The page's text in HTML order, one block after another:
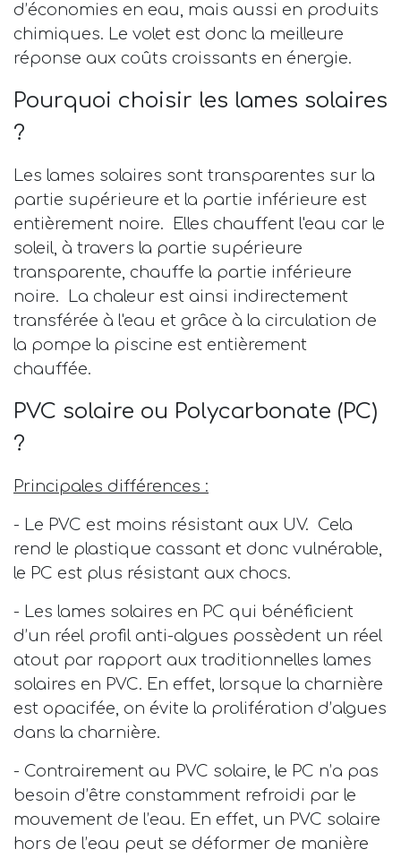
d’économies en eau, mais aussi en produits
chimiques. Le volet est donc la meilleure
réponse aux coûts croissants en énergie.
Pourquoi choisir les lames solaires
?
Les lames solaires sont transparentes sur la
partie supérieure et la partie inférieure est
entièrement noire. Elles chauffent l'eau car le
soleil, à travers la partie supérieure
transparente, chauffe la partie inférieure
noire. La chaleur est ainsi indirectement
transférée à l'eau et grâce à la circulation de
la pompe la piscine est entièrement
chauffée.
PVC solaire ou Polycarbonate (PC)
?
Principales différences :
- Le PVC est moins résistant aux UV. Cela
rend le plastique cassant et donc vulnérable,
le PC est plus résistant aux chocs.
- Les lames solaires en PC qui bénéficient
d’un réel profil anti-algues possèdent un réel
atout par rapport aux traditionnelles lames
solaires en PVC. En effet, lorsque la charnière
est opacifée, on évite la prolifération d’algues
dans la charnière.
- Contrairement au PVC solaire, le PC n’a pas
besoin d’être constamment refroidi par le
mouvement de l’eau. En effet, un PVC solaire
hors de l’eau peut se déformer de manière